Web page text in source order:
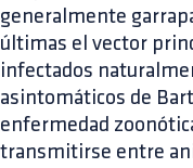
generalmente
últimas el vector
infectados
asintomáticos de
enfermedad
transmitirse entre